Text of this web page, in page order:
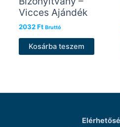
Vicces Ajándék
2032Ft Bruttó
Kosárba teszem